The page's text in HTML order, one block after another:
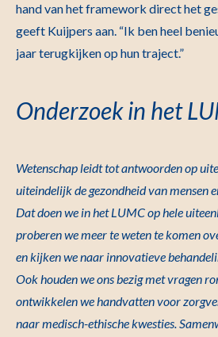
hand van het framework direct het
geeft Kuijpers aan. “Ik ben heel
jaar terugkijken op hun traject.”
Onderzoek in het
Wetenschap leidt tot antwoorden op
uiteindelijk de gezondheid van mensen
Dat doen we in het LUMC op hele
proberen we meer te weten te komen
en kijken we naar innovatieve
Ook houden we ons bezig met vragen
ontwikkelen we handvatten voor
naar medisch-ethische kwesties.